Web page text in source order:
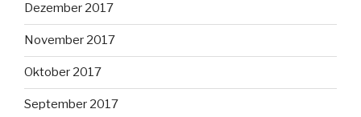
Dezember 2017
November 2017
Oktober 2017
September 2017